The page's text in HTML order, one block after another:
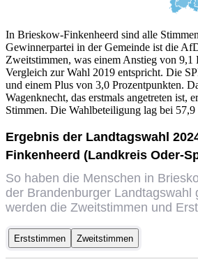
In Brieskow-Finkenheerd sind alle
Gewinnerpartei in der Gemeinde ist die
Zweitstimmen, was einem Anstieg von 9,1
Vergleich zur Wahl 2019 entspricht. Die
und einem Plus von 3,0 Prozentpunkten.
Wagenknecht, das erstmals angetreten ist,
Stimmen. Die Wahlbeteiligung lag bei 57,9
Ergebnis der Landtagswahl
Finkenheerd (Landkreis Oder-
So haben die Menschen in
der Brandenburger Landtagswahl
werden die Zweitstimmen und
Erststimmen Zweitstimmen